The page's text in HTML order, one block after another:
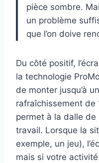
pièce sombre.
un problème
que l’on doive
Du côté positif,
la technologie
de monter jusqu’à
rafraîchissement de
permet à la dalle de
travail. Lorsque la
exemple, un jeu),
mais si votre